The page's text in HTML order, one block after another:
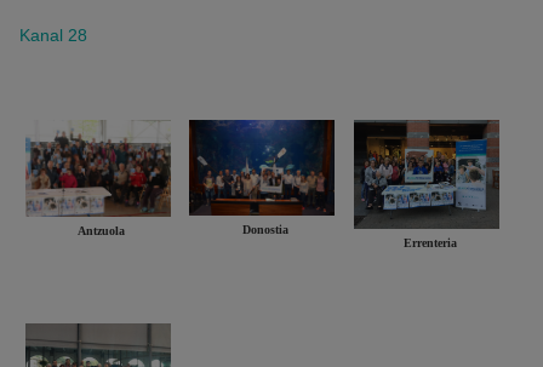
Kanal 28
Antzuola
Donostia
Errenteria